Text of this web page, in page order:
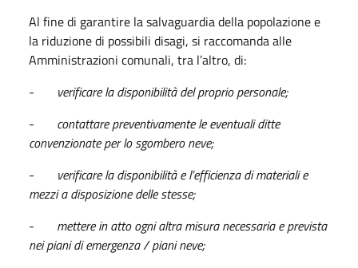
Al fine di garantire la salvaguardia della popolazione e
la riduzione di possibili disagi, si raccomanda alle
Amministrazioni comunali, tra l’altro, di:
- verificare la disponibilità del proprio personale;
- contattare preventivamente le eventuali ditte
convenzionate per lo sgombero neve;
- verificare la disponibilità e l’efficienza di materiali e
mezzi a disposizione delle stesse;
- mettere in atto ogni altra misura necessaria e prevista
nei piani di emergenza / piani neve;